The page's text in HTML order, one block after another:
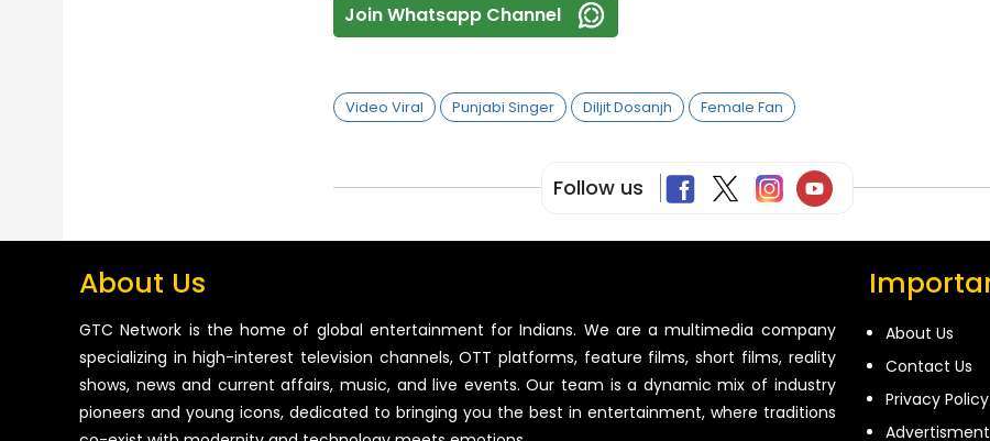
Join Whatsapp Channel
Video Viral Punjabi Singer Diljit Dosanjh Female Fan
Follow us
About Us
GTC Network is the home of global entertainment for Indians. We are a multimedia company
specializing in high-interest television channels, OTT platforms, feature films, short films, reality
shows, news and current affairs, music, and live events. Our team is a dynamic mix of industry
pioneers and young icons, dedicated to bringing you the best in entertainment, where traditions
About Us
Contact Us
Privacy Policy